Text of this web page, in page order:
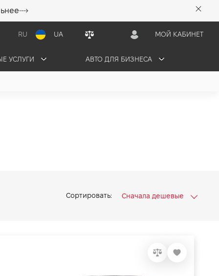
RU UA МОЙ КАБИНЕТ
УСЛУГИ АВТО ДЛЯ БИЗНЕСА
Сортировать: Сначала дешевые